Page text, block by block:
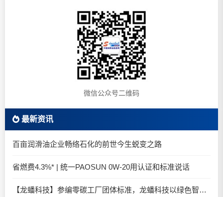
微信公众号二维码
最新资讯
百亩润滑油企业畅络石化的前世今生蜕变之路
省燃费4.3%* | 统一PAOSUN 0W-20用认证和标准说话
【龙蟠科技】参编零碳工厂团体标准，龙蟠科技以绿色智造锚定零碳未来